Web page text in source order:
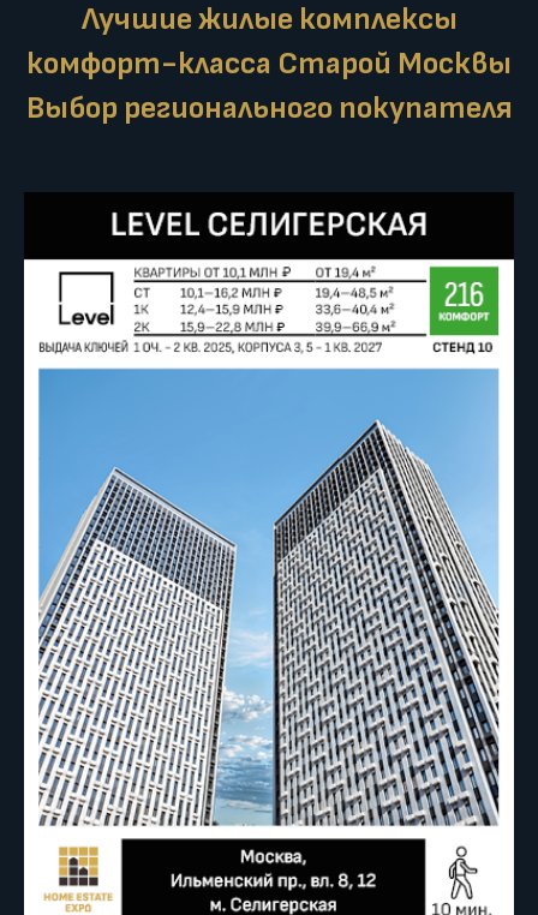
Лучшие жилые комплексы
комфорт-класса Старой Москвы
Выбор регионального покупателя